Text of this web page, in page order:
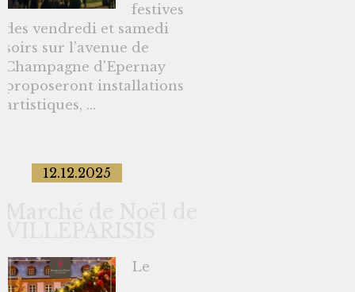
festives
des vendredi et samedi
soirs sur l’avenue de
Champagne d'Epernay
proposeront installations
artistiques, ...
12.12.2025
Le